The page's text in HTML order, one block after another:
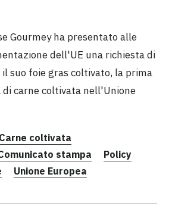
Gourmey ha presentato alle
dell'UE una richiesta di
suo foie gras coltivato, la prima
carne coltivata nell'Unione
Carne coltivata
stampa
Policy
Unione Europea